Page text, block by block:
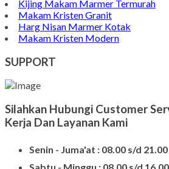
Model Makam Bahan Granit
Makam Batu Alam
Contoh Kijing Marmer
Kijing Makam Marmer Termurah
Harg Nisan Marmer Kotak
Silahkan Hubungi Customer
Kerja Dan Layanan Kami